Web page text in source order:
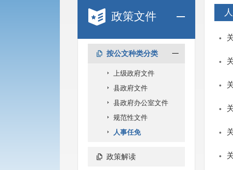
政策文件
按公文种类分类
上级政府文件
县政府文件
县政府办公室文件
规范性文件
人事任免
政策解读